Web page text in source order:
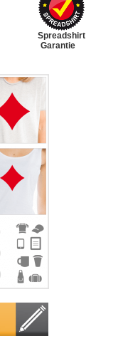
Spreadshirt
Garantie